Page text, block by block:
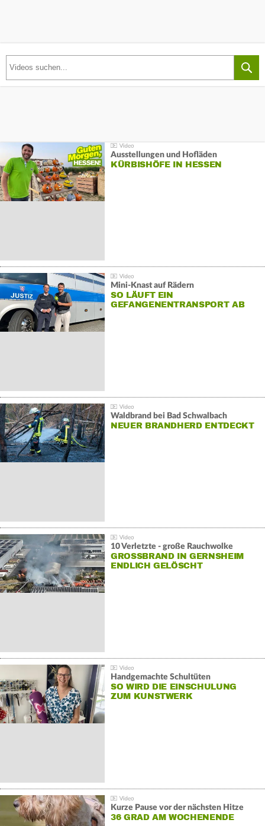
Ausstellungen und Hofläden
KÜRBISHÖFE IN HESSEN
Mini-Knast auf Rädern
SO LÄUFT EIN
GEFANGENENTRANSPORT AB
Waldbrand bei Bad Schwalbach
NEUER BRANDHERD ENTDECKT
10 Verletzte - große Rauchwolke
GROSSBRAND IN GERNSHEIM E
NDLICH GELÖSCHT
Handgemachte Schultüten
SO WIRD DIE EINSCHULUNG
ZUM KUNSTWERK
Kurze Pause vor der nächsten Hitze
36 GRAD AM WOCHENENDE